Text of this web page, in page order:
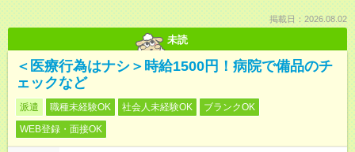
掲載日：2026.08.02
未読
＜医療行為はナシ＞時給1500円！病院で備品のチ
ェックなど
派遣 職種未経験OK 社会人未経験OK
ブランクOK
WEB登録・面接OK